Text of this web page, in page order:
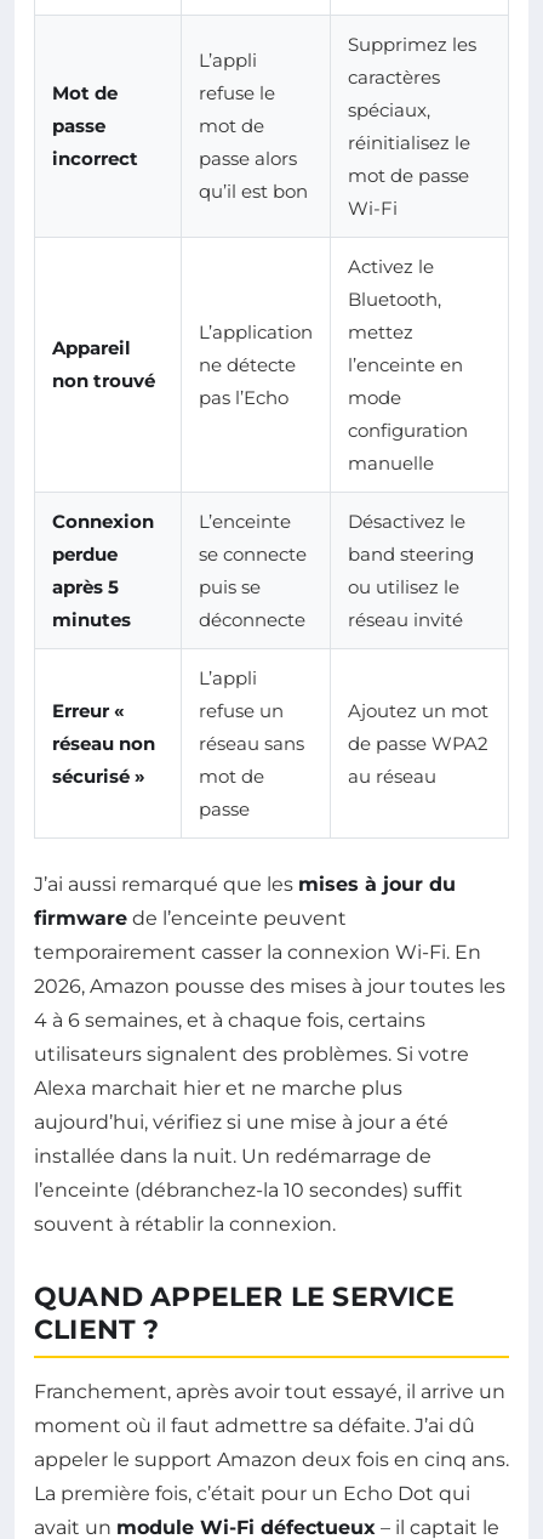
Mot de
passe
incorrect
L’appli
refuse le
mot de
passe alors
qu’il est bon
Supprimez les
caractères
spéciaux,
réinitialisez le
mot de passe
Wi-Fi
Appareil
non trouvé
L’application
ne détecte
pas l’Echo
Activez le
Bluetooth,
mettez
l’enceinte en
mode
configuration
manuelle
Connexion
perdue
après 5
minutes
L’enceinte
se connecte
puis se
déconnecte
Désactivez le
band steering
ou utilisez le
réseau invité
Erreur «
réseau non
sécurisé »
L’appli
refuse un
réseau sans
mot de
passe
Ajoutez un mot
de passe WPA2
au réseau
J’ai aussi remarqué que les mises à jour du
firmware de l’enceinte peuvent
temporairement casser la connexion Wi-Fi. En
2026, Amazon pousse des mises à jour toutes les
4 à 6 semaines, et à chaque fois, certains
utilisateurs signalent des problèmes. Si votre
Alexa marchait hier et ne marche plus
aujourd’hui, vérifiez si une mise à jour a été
installée dans la nuit. Un redémarrage de
l’enceinte (débranchez-la 10 secondes) suffit
souvent à rétablir la connexion.
QUAND APPELER LE SERVICE
CLIENT ?
Franchement, après avoir tout essayé, il arrive un
moment où il faut admettre sa défaite. J’ai dû
appeler le support Amazon deux fois en cinq ans.
La première fois, c’était pour un Echo Dot qui
avait un module Wi-Fi défectueux – il captait le